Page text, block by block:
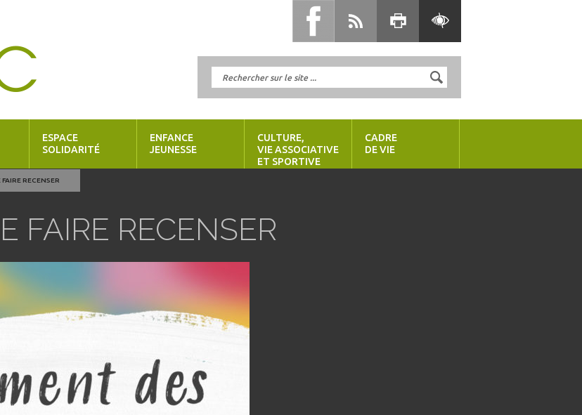
ESPACE
SOLIDARITÉ
ENFANCE
JEUNESSE
CULTURE,
VIE ASSOCIATIVE
ET SPORTIVE
CADRE
DE VIE
RECENSER
FAIRE RECENSER